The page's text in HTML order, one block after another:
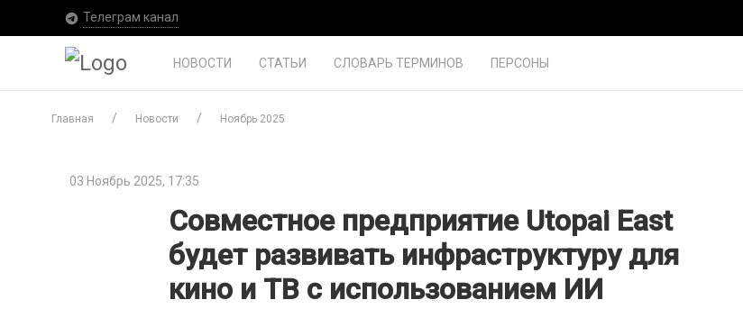
Телеграм канал
НОВОСТИ СТАТЬИ СЛОВАРЬ ТЕРМИНОВ ПЕРСОНЫ
Главная Новости Ноябрь 2025
03 Ноябрь 2025, 17:35
Совместное предприятие Utopai East
будет развивать инфраструктуру для
кино и ТВ с использованием ИИ